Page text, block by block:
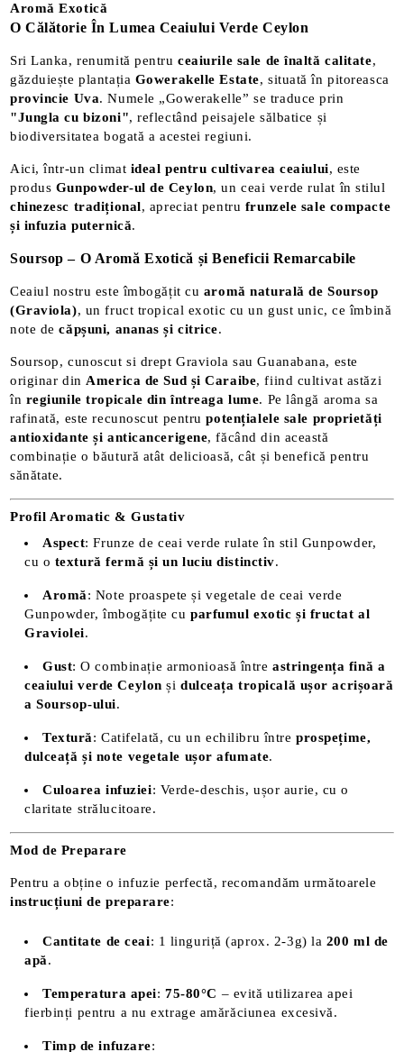
Aromă Exotică
O Călătorie În Lumea Ceaiului Verde Ceylon
Sri Lanka, renumită pentruceaiurile sale de înaltă calitate,
găzduiește plantația Gowerakelle Estate, situată în pitoreasca
provincie Uva. Numele „Gowerakelle” se traduce prin
"Jungla cu bizoni", reflectând peisajele sălbatice și
biodiversitatea bogată a acestei regiuni.
Aici, într-un climat ideal pentru cultivarea ceaiului, este
produs Gunpowder-ul de Ceylon, un ceai verde rulat în stilul
chinezesc tradițional, apreciat pentru frunzele sale compacte
și infuzia puternică.
Soursop – O Aromă Exotică și Beneficii Remarcabile
Ceaiul nostru este îmbogățit cu aromă naturală de Soursop
(Graviola), un fruct tropical exotic cu un gust unic, ce îmbină
note decăpșuni, ananas și citrice.
Soursop, cunoscut si drept Graviola sau Guanabana, este
originar din America de Sud și Caraibe, fiind cultivat astăzi
în regiunile tropicale din întreaga lume. Pe lângă aroma sa
rafinată, este recunoscut pentrupotențialele sale proprietăți
antioxidante și anticancerigene, făcând din această
combinație o băutură atât delicioasă, cât și benefică pentru
sănătate.
Profil Aromatic & Gustativ
Aspect: Frunze de ceai verde rulate în stil Gunpowder,
cu o textură fermă și un luciu distinctiv.
Aromă: Note proaspete și vegetale de ceai verde
Gunpowder, îmbogățite cu parfumul exotic și fructat al
Graviolei.
Gust: O combinație armonioasă întreastringența fină a
ceaiului verde Ceylon șidulceața tropicală ușor acrișoară
a Soursop-ului.
Textură: Catifelată, cu un echilibru întreprospețime,
dulceață și note vegetale ușor afumate.
Culoarea infuziei: Verde-deschis, ușor aurie, cu o
claritate strălucitoare.
Mod de Preparare
Pentru a obține o infuzie perfectă, recomandăm următoarele
instrucțiuni de preparare:
Cantitate de ceai: 1 linguriță (aprox. 2-3g) la 200 ml de
apă.
Temperatura apei:75-80°C – evită utilizarea apei
fierbinți pentru a nu extrage amărăciunea excesivă.
Timp de infuzare: